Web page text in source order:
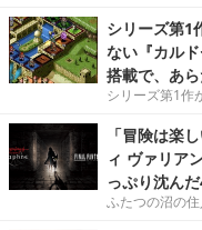
シリーズ第1
ない『カル
搭載で、あ
シリーズ第1作
「冒険は楽
ィ ヴァリア
っぷり沈ん
ふたつの沼の住